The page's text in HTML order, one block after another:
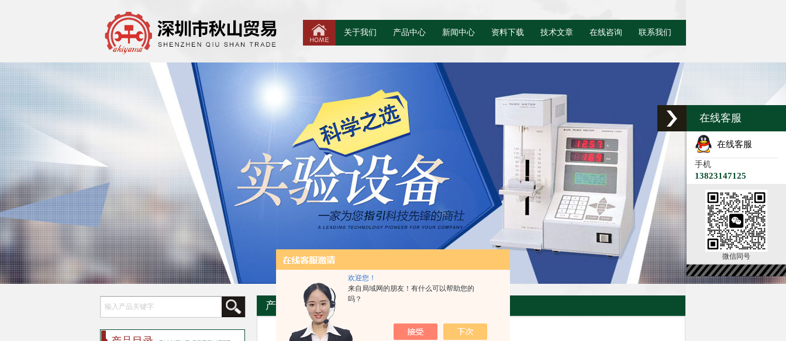
欢迎您！
来自局域网的朋友！有什么可以帮助您的
吗？
关于我们 产品中心 新闻中心 资料下载 技术文章 在线咨询 联系我们
产品资料
在线客服
在线客服
手机
13823147125
微信同号